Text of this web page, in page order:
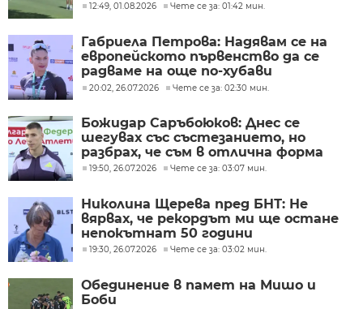
12:49, 01.08.2026 Чете се за: 01:42 мин.
Габриела Петрова: Надявам се на
европейското първенство да се
радваме на още по-хубави
резултати
20:02, 26.07.2026 Чете се за: 02:30 мин.
Божидар Саръбоюков: Днес се
шегувах със състезанието, но
разбрах, че съм в отлична форма
19:50, 26.07.2026 Чете се за: 03:07 мин.
Николина Щерева пред БНТ: Не
вярвах, че рекордът ми ще остане
непокътнат 50 години
19:30, 26.07.2026 Чете се за: 03:02 мин.
Обединение в памет на Мишо и
Боби